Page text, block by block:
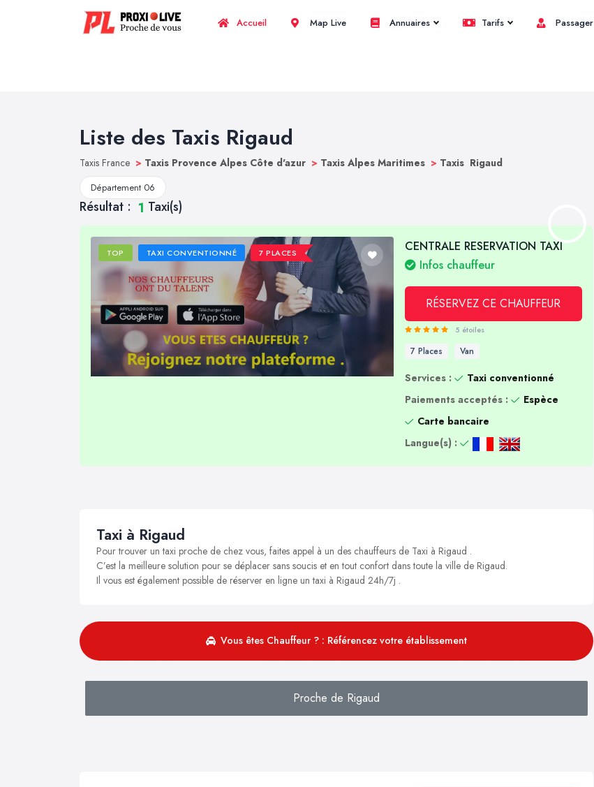
Accueil Map Live Annuaires Tarifs Passager
Liste des Taxis Rigaud
Taxis France > Taxis Provence Alpes Côte d'azur > Taxis Alpes Maritimes > Taxis Rigaud
Département 06
Résultat : 1 Taxi(s)
TOP TAXI CONVENTIONNÉ 7 PLACES
CENTRALE RESERVATION TAXI
Infos chauffeur
RÉSERVEZ CE CHAUFFEUR
5 étoiles
7 Places Van
Services :
Taxi conventionné
Paiements acceptés :
Espèce
Carte bancaire
Langue(s) :
Taxi à Rigaud
Pour trouver un taxi proche de chez vous, faites appel à un des chauffeurs de Taxi à Rigaud .
C’est la meilleure solution pour se déplacer sans soucis et en tout confort dans toute la ville de Rigaud.
Il vous est également possible de réserver en ligne un taxi à Rigaud 24h/7j .
Vous êtes Chauffeur ? : Référencez votre établissement
Proche de Rigaud